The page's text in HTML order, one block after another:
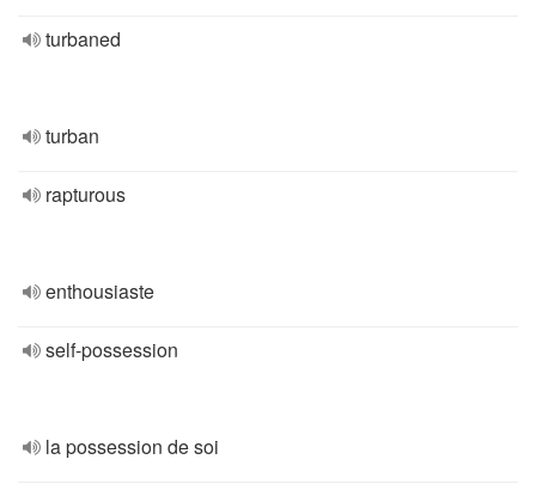
turbaned
turban
rapturous
enthousiaste
self-possession
la possession de soi